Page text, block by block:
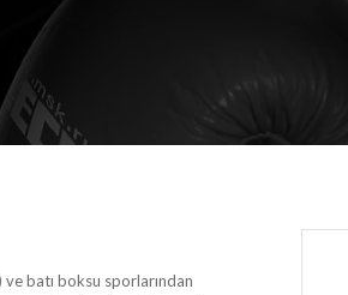
batı boksu sporlarından